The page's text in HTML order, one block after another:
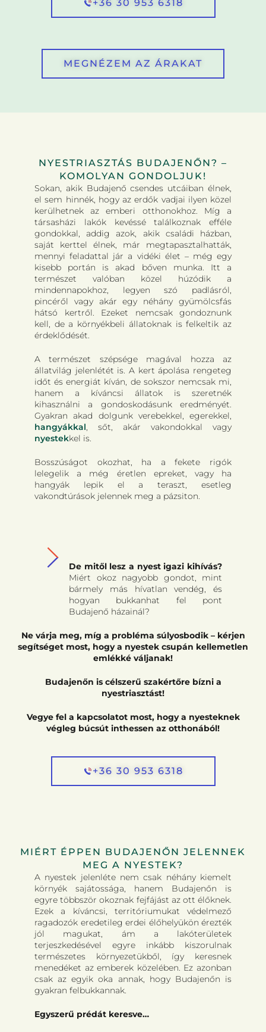
+36 30 953 6318
MEGNÉZEM AZ ÁRAKAT
NYESTRIASZTÁS BUDAJENŐN? –
KOMOLYAN GONDOLJUK!
Sokan, akik Budajenő csendes utcáiban élnek,
el sem hinnék, hogy az erdők vadjai ilyen közel
kerülhetnek az emberi otthonokhoz. Míg a
társasházi lakók kevéssé találkoznak efféle
gondokkal, addig azok, akik családi házban,
saját kerttel élnek, már megtapasztalhatták,
mennyi feladattal jár a vidéki élet – még egy
kisebb portán is akad bőven munka. Itt a
természet valóban közel húzódik a
mindennapokhoz, legyen szó padlásról,
pincéről vagy akár egy néhány gyümölcsfás
hátsó kertről. Ezeket nemcsak gondoznunk
kell, de a környékbeli állatoknak is felkeltik az
érdeklődését.
A természet szépsége magával hozza az
állatvilág jelenlétét is. A kert ápolása rengeteg
időt és energiát kíván, de sokszor nemcsak mi,
hanem a kíváncsi állatok is szeretnék
kihasználni a gondoskodásunk eredményét.
Gyakran akad dolgunk verebekkel, egerekkel,
hangyákkal, sőt, akár vakondokkal vagy
nyestekkel is.
Bosszúságot okozhat, ha a fekete rigók
lelegelik a még éretlen epreket, vagy ha
hangyák lepik el a teraszt, esetleg
vakondtúrások jelennek meg a pázsiton.
De mitől lesz a nyest igazi kihívás?
Miért okoz nagyobb gondot, mint
bármely más hívatlan vendég, és
hogyan bukkanhat fel pont
Budajenő házainál?
Ne várja meg, míg a probléma súlyosbodik – kérjen
segítséget most, hogy a nyestek csupán kellemetlen
emlékké váljanak!
Budajenőn is célszerű szakértőre bízni a
nyestriasztást!
Vegye fel a kapcsolatot most, hogy a nyesteknek
végleg búcsút inthessen az otthonából!
+36 30 953 6318
MIÉRT ÉPPEN BUDAJENŐN JELENNEK
MEG A NYESTEK?
A nyestek jelenléte nem csak néhány kiemelt
környék sajátossága, hanem Budajenőn is
egyre többször okoznak fejfájást az ott élőknek.
Ezek a kíváncsi, territóriumukat védelmező
ragadozók eredetileg erdei élőhelyükön érezték
jól magukat, ám a lakóterületek
terjeszkedésével egyre inkább kiszorulnak
természetes környezetükből, így keresnek
menedéket az emberek közelében. Ez azonban
csak az egyik oka annak, hogy Budajenőn is
gyakran felbukkannak.
Egyszerű prédát keresve…